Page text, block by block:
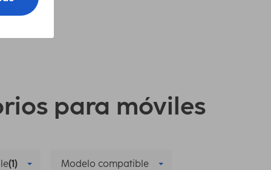
para móviles
(1) Modelo compatible